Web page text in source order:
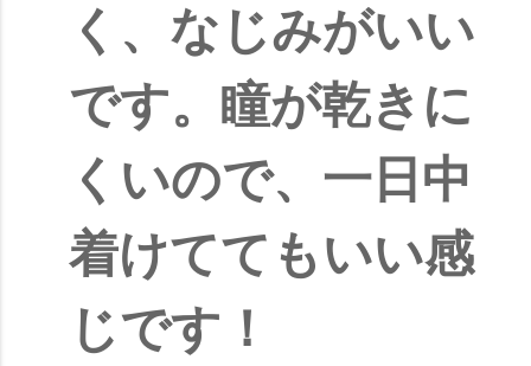
く、なじみがいい
です。瞳が乾きに
くいので、一日中
着けててもいい感
じです！